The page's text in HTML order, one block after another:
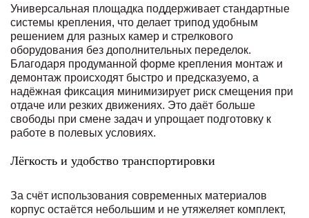
Универсальная площадка поддерживает стандартные
системы крепления, что делает трипод удобным
решением для разных камер и стрелкового
оборудования без дополнительных переделок.
Благодаря продуманной форме крепления монтаж и
демонтаж происходят быстро и предсказуемо, а
надёжная фиксация минимизирует риск смещения при
отдаче или резких движениях. Это даёт больше
свободы при смене задач и упрощает подготовку к
работе в полевых условиях.
Лёгкость и удобство транспортировки
За счёт использования современных материалов
корпус остаётся небольшим и не утяжеляет комплект,